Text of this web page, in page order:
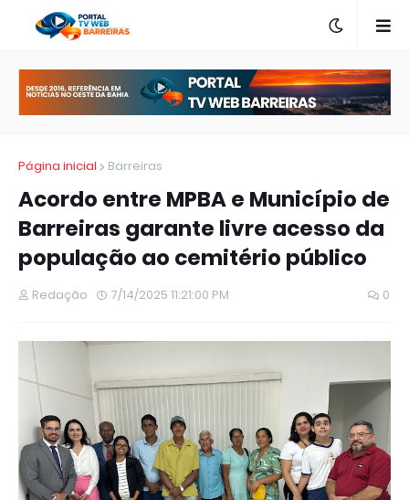
Página inicial Barreiras
Acordo entre MPBA e Município de
Barreiras garante livre acesso da
população ao cemitério público
Redação 7/14/2025 11:21:00 PM 0